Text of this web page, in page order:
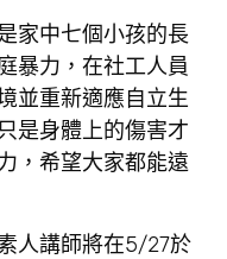
家中七個小孩的長
暴力，在社工人員
並重新適應自立生
是身體上的傷害才
，希望大家都能遠
人講師將在5/27於